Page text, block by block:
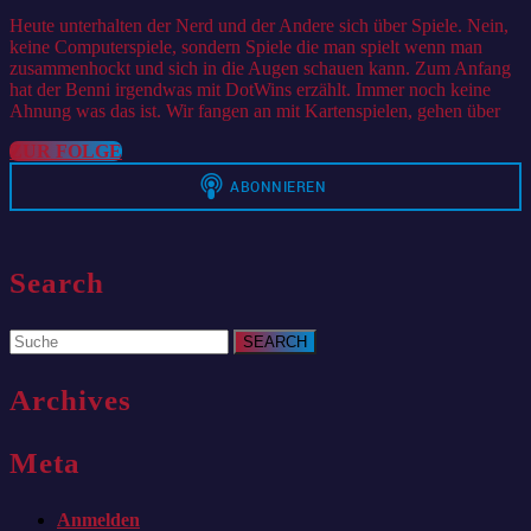
2021
Heute unterhalten der Nerd und der Andere sich über Spiele. Nein,
keine Computerspiele, sondern Spiele die man spielt wenn man
zusammenhockt und sich in die Augen schauen kann. Zum Anfang
hat der Benni irgendwas mit DotWins erzählt. Immer noch keine
Ahnung was das ist. Wir fangen an mit Kartenspielen, gehen über
ZUR FOLGEZUR
FOLGE
Search
Search
for:
Archives
Meta
Anmelden